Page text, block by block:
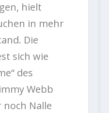
hielt
in mehr
Die
sich wie
des
Webb
Nalle